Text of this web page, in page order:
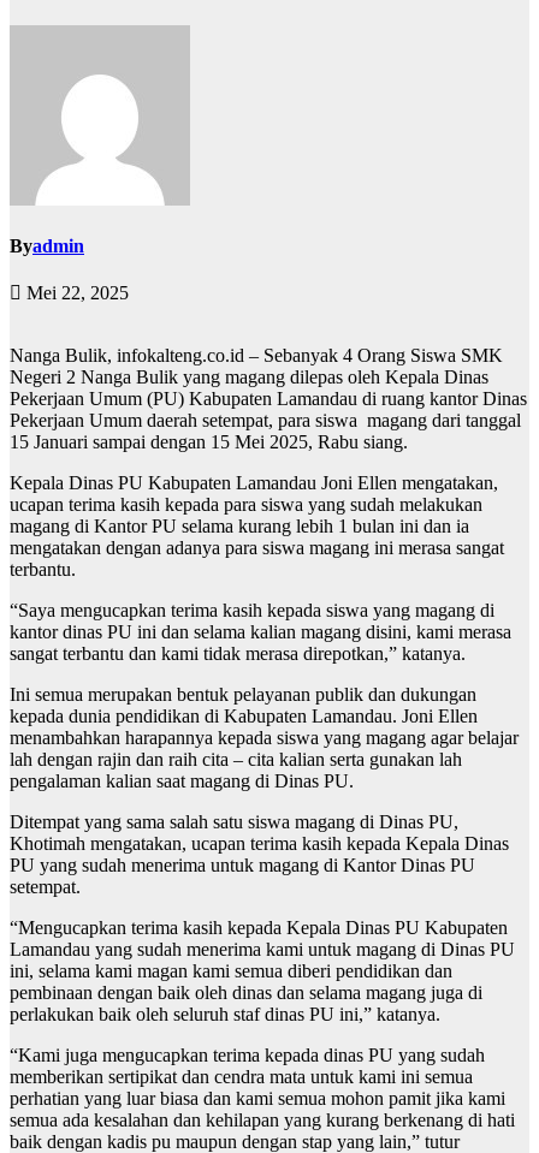
Byadmin
Mei 22, 2025
Nanga Bulik, infokalteng.co.id – Sebanyak 4 Orang Siswa SMK
Negeri 2 Nanga Bulik yang magang dilepas oleh Kepala Dinas
Pekerjaan Umum (PU) Kabupaten Lamandau di ruang kantor Dinas
Pekerjaan Umum daerah setempat, para siswa magang dari tanggal
15 Januari sampai dengan 15 Mei 2025, Rabu siang.
Kepala Dinas PU Kabupaten Lamandau Joni Ellen mengatakan,
ucapan terima kasih kepada para siswa yang sudah melakukan
magang di Kantor PU selama kurang lebih 1 bulan ini dan ia
mengatakan dengan adanya para siswa magang ini merasa sangat
terbantu.
“Saya mengucapkan terima kasih kepada siswa yang magang di
kantor dinas PU ini dan selama kalian magang disini, kami merasa
sangat terbantu dan kami tidak merasa direpotkan,” katanya.
Ini semua merupakan bentuk pelayanan publik dan dukungan
kepada dunia pendidikan di Kabupaten Lamandau. Joni Ellen
menambahkan harapannya kepada siswa yang magang agar belajar
lah dengan rajin dan raih cita – cita kalian serta gunakan lah
pengalaman kalian saat magang di Dinas PU.
Ditempat yang sama salah satu siswa magang di Dinas PU,
Khotimah mengatakan, ucapan terima kasih kepada Kepala Dinas
PU yang sudah menerima untuk magang di Kantor Dinas PU
setempat.
“Mengucapkan terima kasih kepada Kepala Dinas PU Kabupaten
Lamandau yang sudah menerima kami untuk magang di Dinas PU
ini, selama kami magan kami semua diberi pendidikan dan
pembinaan dengan baik oleh dinas dan selama magang juga di
perlakukan baik oleh seluruh staf dinas PU ini,” katanya.
“Kami juga mengucapkan terima kepada dinas PU yang sudah
memberikan sertipikat dan cendra mata untuk kami ini semua
perhatian yang luar biasa dan kami semua mohon pamit jika kami
semua ada kesalahan dan kehilapan yang kurang berkenang di hati
baik dengan kadis pu maupun dengan stap yang lain,” tutur